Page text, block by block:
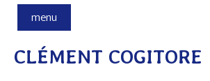
menu
CLÉMENT COGITORE